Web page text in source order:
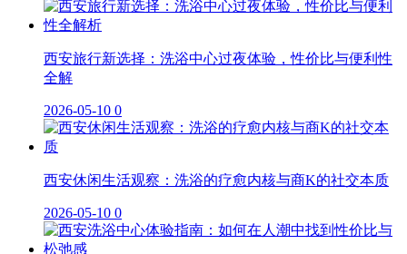
西安旅行新选择：洗浴中心过夜体验，性价比与便利性
全解
2026-05-10 0
西安休闲生活观察：洗浴的疗愈内核与商K的社交本质
2026-05-10 0